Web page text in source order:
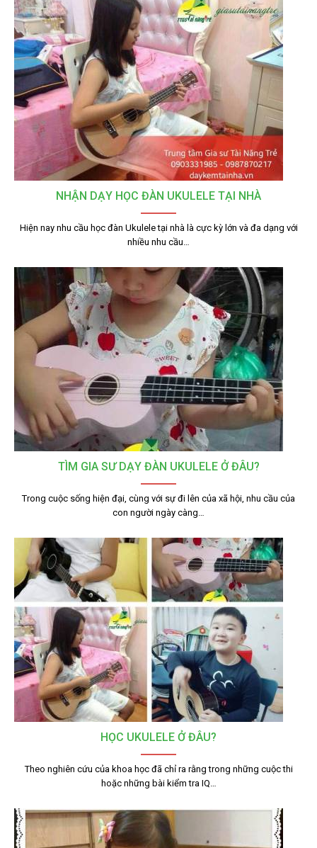
NHẬN DẠY HỌC ĐÀN UKULELE TẠI NHÀ
Hiện nay nhu cầu học đàn Ukulele tại nhà là cực kỳ lớn và đa dạng với
nhiều nhu cầu…
TÌM GIA SƯ DẠY ĐÀN UKULELE Ở ĐÂU?
Trong cuộc sống hiện đại, cùng với sự đi lên của xã hội, nhu cầu của
con người ngày càng…
HỌC UKULELE Ở ĐÂU?
Theo nghiên cứu của khoa học đã chỉ ra rằng trong những cuộc thi
hoặc những bài kiểm tra IQ…